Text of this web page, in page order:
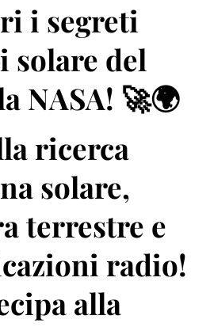
i segreti
solare del
NASA! 🚀🌍
ricerca
solare,
terrestre e
radio!
alla